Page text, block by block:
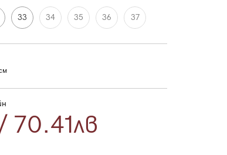
33 34 35 36 37
70.41лв